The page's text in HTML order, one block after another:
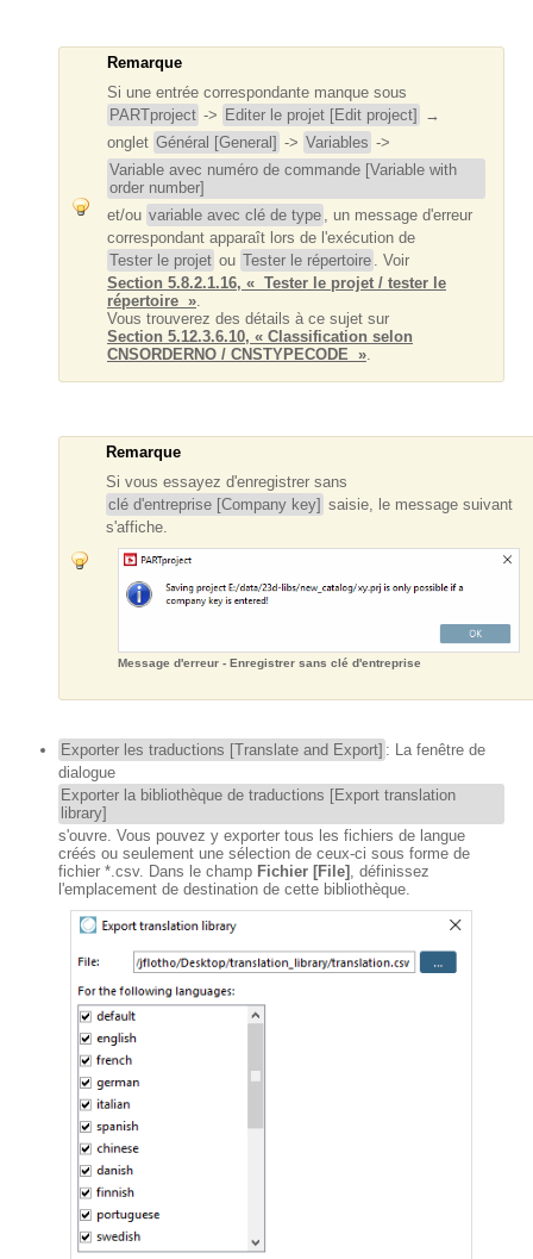
Remarque
Si une entrée correspondante manque sous
PARTproject -> Editer le projet [Edit project]
→
onglet Général [General] -> Variables ->
Variable avec numéro de commande [Variable with
order number]
et/ou variable avec clé de type , un message d'erreur
correspondant apparaît lors de l'exécution de
Tester le projet ou Tester le répertoire . Voir
Section 5.8.2.1.16, « Tester le projet / tester le
répertoire ».
Vous trouverez des détails à ce sujet sur
Section 5.12.3.6.10, « Classification selon
CNSORDERNO / CNSTYPECODE ».
Remarque
Si vous essayez d'enregistrer sans
clé d'entreprise [Company key] saisie, le message suivant
s'affiche.
Message d'erreur - Enregistrer sans clé d'entreprise
Exporter les traductions [Translate and Export] : La fenêtre de
dialogue
Exporter la bibliothèque de traductions [Export translation
library]
s'ouvre. Vous pouvez y exporter tous les fichiers de langue
créés ou seulement une sélection de ceux-ci sous forme de
fichier *.csv. Dans le champ Fichier [File] , définissez
l'emplacement de destination de cette bibliothèque.